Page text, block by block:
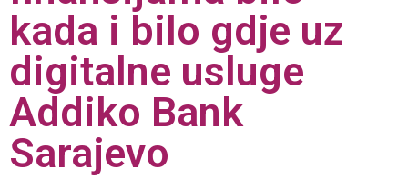
kada i bilo gdje uz
digitalne usluge
Addiko Bank
Sarajevo